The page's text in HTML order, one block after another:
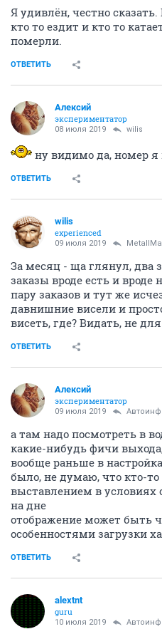
Я удивлён, честно
кто то ездит и кто то
померли.
ОТВЕТИТЬ
Алексий
экспериментатор
08 июля 2019 wilis
ну видимо да, номер я
ОТВЕТИТЬ
wilis
experienced
09 июля 2019
За месяц - ща глянул, два
заказы вроде есть и вроде
пару заказов и тут же
давнишние висели и
висеть, где? Видать, не
ОТВЕТИТЬ
Алексий
экспериментатор
09 июля 2019
а там надо посмотреть в
какие-нибудь фичи
вообще раньше в
было, не думаю, что кто-
выставлением в условиях
на дне
отображение может быть
особенностями загрузки
ОТВЕТИТЬ
alextnt
guru
10 июля 2019